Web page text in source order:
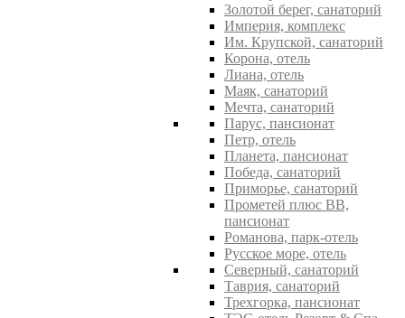
Золотой берег, санаторий
Империя, комплекс
Им. Крупской, санаторий
Корона, отель
Лиана, отель
Маяк, санаторий
Мечта, санаторий
Парус, пансионат
Петр, отель
Планета, пансионат
Победа, санаторий
Приморье, санаторий
Прометей плюс ВВ,
пансионат
Романова, парк-отель
Русское море, отель
Северный, санаторий
Таврия, санаторий
Трехгорка, пансионат